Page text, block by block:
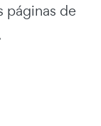
páginas de